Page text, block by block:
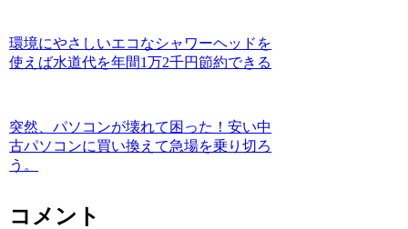
環境にやさしいエコなシャワーヘッドを
使えば水道代を年間1万2千円節約できる
突然、パソコンが壊れて困った！安い中
古パソコンに買い換えて急場を乗り切ろ
う。
コメント